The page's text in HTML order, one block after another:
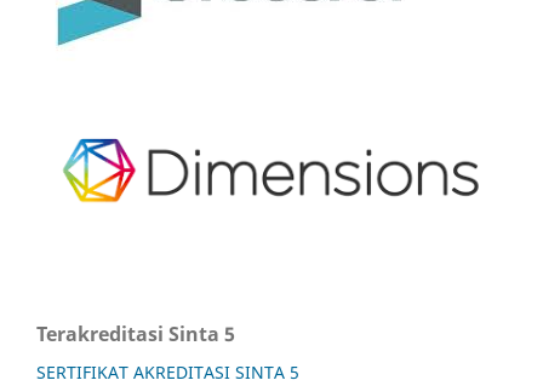
Terakreditasi Sinta 5
SERTIFIKAT AKREDITASI SINTA 5